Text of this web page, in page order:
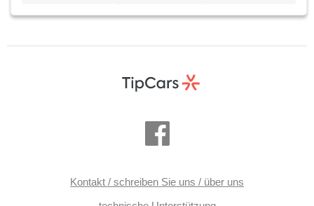
Kontakt / schreiben Sie uns / über uns